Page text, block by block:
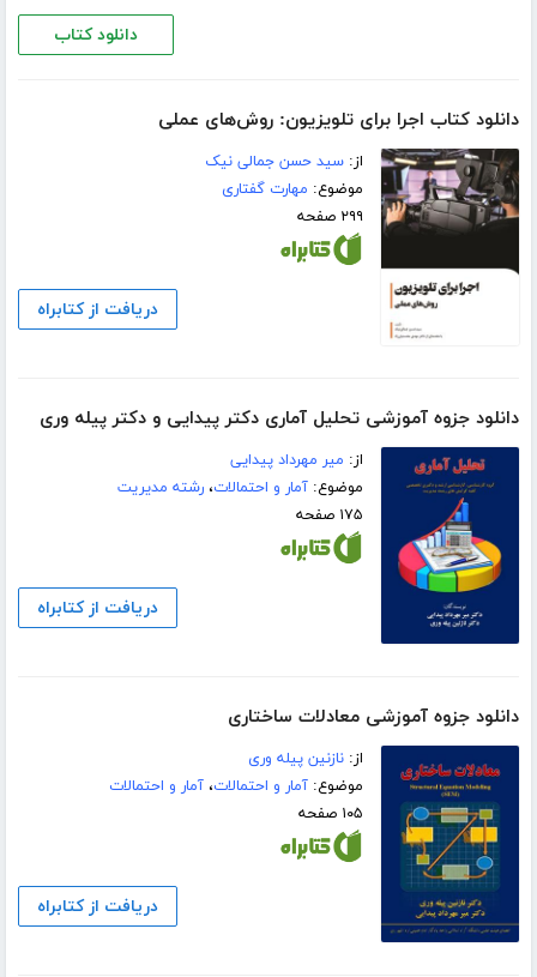
دانلود کتاب
دانلود کتاب اجرا برای تلویزیون: روش‌های عملی
از:سید حسن جمالی نیک
موضوع: مهارت گفتاری
۲۹۹ صفحه
دریافت از کتابراه
دانلود جزوه آموزشی تحلیل آماری دکتر پیدایی و دکتر پیله وری
از: میر مهرداد پیدایی
موضوع:آمار و احتمالات،رشته مدیریت
۱۷۵ صفحه
دریافت از کتابراه
دانلود جزوه آموزشی معادلات ساختاری
از:نازنین پیله وری
موضوع:آمار و احتمالات،آمار و احتمالات
۱۰۵ صفحه
دریافت از کتابراه